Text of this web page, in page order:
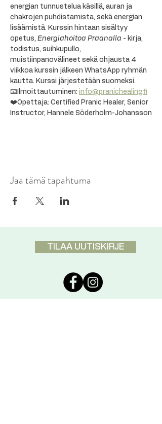
energian tunnustelua käsillä, auran ja
chakrojen puhdistamista, sekä energian
lisäämistä. Kurssin hintaan sisältyy
opetus, Energiahoitoa Praanalla - kirja,
todistus, suihkupullo,
muistiinpanovälineet sekä ohjausta 4
viikkoa kurssin jälkeen WhatsApp ryhmän
kautta. Kurssi järjestetään suomeksi.
📧Ilmoittautuminen: info@pranichealing.fi
❤️Opettaja: Certified Pranic Healer, Senior
Instructor, Hannele Söderholm-Johansson
Jaa tämä tapahtuma
TILAA UUTISKIRJE